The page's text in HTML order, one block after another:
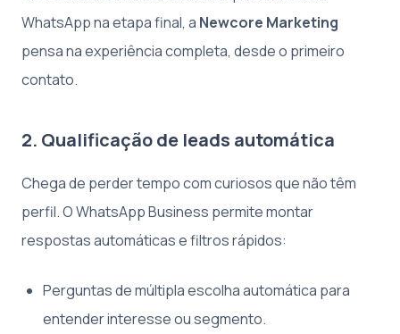
WhatsApp na etapa final, a Newcore Marketing
pensa na experiência completa, desde o primeiro
contato.
2. Qualificação de leads automática
Chega de perder tempo com curiosos que não têm
perfil. O WhatsApp Business permite montar
respostas automáticas e filtros rápidos:
Perguntas de múltipla escolha automática para
entender interesse ou segmento.